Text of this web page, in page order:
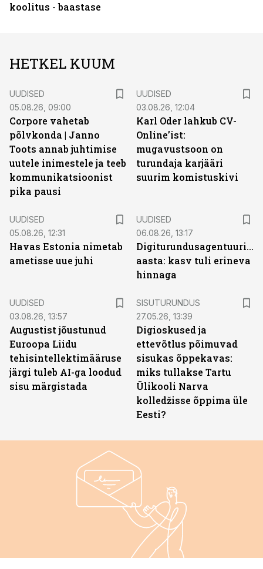
koolitus - baastase
HETKEL KUUM
UUDISED
05.08.26, 09:00
Corpore vahetab
põlvkonda | Janno
Toots annab juhtimise
uutele inimestele ja teeb
kommunikatsioonist
pika pausi
UUDISED
03.08.26, 12:04
Karl Oder lahkub CV-
Online’ist:
mugavustsoon on
turundaja karjääri
suurim komistuskivi
UUDISED
05.08.26, 12:31
Havas Estonia nimetab
ametisse uue juhi
UUDISED
06.08.26, 13:17
Digiturundusagentuuride
aasta: kasv tuli erineva
hinnaga
UUDISED
03.08.26, 13:57
Augustist jõustunud
Euroopa Liidu
tehisintellektimääruse
järgi tuleb AI-ga loodud
sisu märgistada
SISUTURUNDUS
27.05.26, 13:39
Digioskused ja
ettevõtlus põimuvad
sisukas õppekavas:
miks tullakse Tartu
Ülikooli Narva
kolledžisse õppima üle
Eesti?